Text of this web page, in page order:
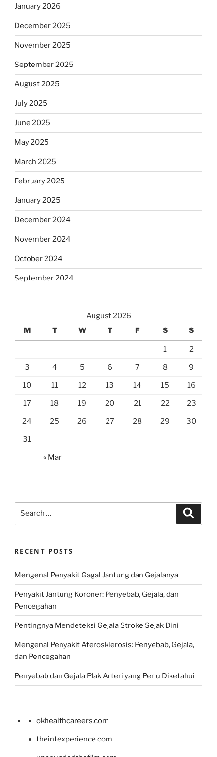
January 2026
December 2025
November 2025
September 2025
August 2025
July 2025
June 2025
May 2025
March 2025
February 2025
January 2025
December 2024
November 2024
October 2024
September 2024
August 2026
M
T W T F S S
1 2
3 4 5 6 7 8 9
10 11 12 13 14 15 16
17 18 19 20 21 22 23
24 25 26 27 28 29 30
31
« Mar
RECENT POSTS
Mengenal Penyakit Gagal Jantung dan Gejalanya
Penyakit Jantung Koroner: Penyebab, Gejala, dan
Pencegahan
Pentingnya Mendeteksi Gejala Stroke Sejak Dini
Mengenal Penyakit Aterosklerosis: Penyebab, Gejala,
dan Pencegahan
Penyebab dan Gejala Plak Arteri yang Perlu Diketahui
okhealthcareers.com
theintexperience.com